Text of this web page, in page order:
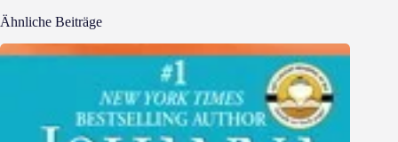
Ähnliche Beiträge